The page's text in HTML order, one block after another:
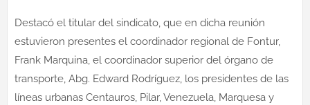
Destacó el titular del sindicato, que en dicha reunión
estuvieron presentes el coordinador regional de Fontur,
Frank Marquina, el coordinador superior del órgano de
transporte, Abg. Edward Rodríguez, los presidentes de las
líneas urbanas Centauros, Pilar, Venezuela, Marquesa y